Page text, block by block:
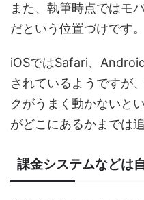
また、執筆時点ではモ
だという位置づけです。
iOSではSafari、
されているようですが
クがうまく動かないと
がどこにあるかまでは
課金システムなどは